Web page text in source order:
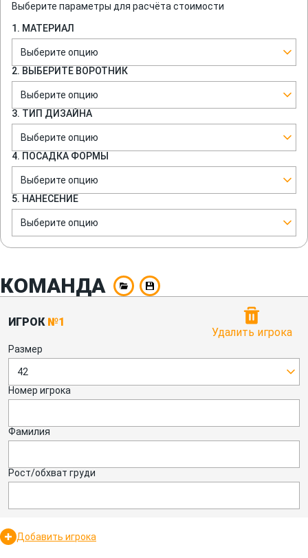
Выберите параметры для расчёта стоимости
1. МАТЕРИАЛ
Выберите опцию
2. ВЫБЕРИТЕ ВОРОТНИК
Выберите опцию
3. ТИП ДИЗАЙНА
Выберите опцию
4. ПОСАДКА ФОРМЫ
Выберите опцию
5. НАНЕСЕНИЕ
Выберите опцию
КОМАНДА
ИГРОК №1
Удалить игрока
Размер
42
Номер игрока
Фамилия
Рост/обхват груди
Добавить игрока